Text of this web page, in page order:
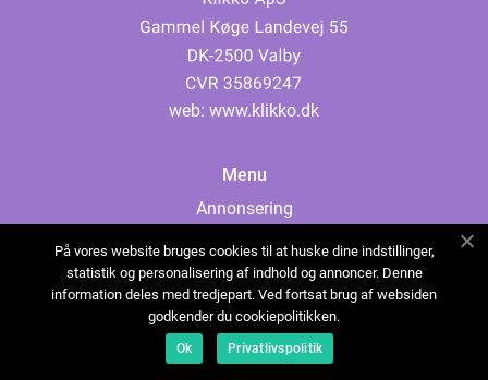
web: www.klikko.dk
Menu
Annonsering
Cookies
Kontakta oss
Sitemap
På vores website bruges cookies til at huske dine indstillinger,
statistik og personalisering af indhold og annoncer. Denne
information deles med tredjepart. Ved fortsat brug af websiden
godkender du cookiepolitikken.
Ok Privatlivspolitik